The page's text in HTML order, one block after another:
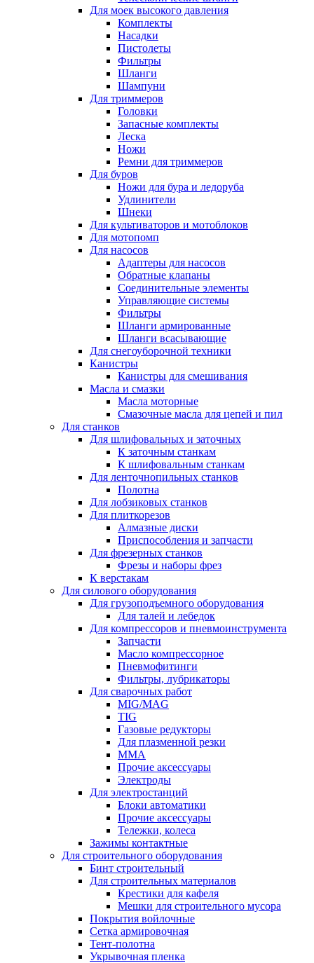
Для моек высокого давления
Комплекты
Насадки
Пистолеты
Фильтры
Шланги
Шампуни
Для триммеров
Головки
Запасные комплекты
Леска
Ножи
Ремни для триммеров
Для буров
Ножи для бура и ледоруба
Удлинители
Шнеки
Для культиваторов и мотоблоков
Для мотопомп
Для насосов
Адаптеры для насосов
Обратные клапаны
Соединительные элементы
Управляющие системы
Фильтры
Шланги армированные
Шланги всасывающие
Для снегоуборочной техники
Канистры
Канистры для смешивания
Масла и смазки
Масла моторные
Смазочные масла для цепей и пил
Для станков
Для шлифовальных и заточных
К заточным станкам
К шлифовальным станкам
Для ленточнопильных станков
Полотна
Для лобзиковых станков
Для плиткорезов
Алмазные диски
Приспособления и запчасти
Для фрезерных станков
Фрезы и наборы фрез
К верстакам
Для силового оборудования
Для грузоподъемного оборудования
Для талей и лебедок
Для компрессоров и пневмоинструмента
Запчасти
Масло компрессорное
Пневмофитинги
Фильтры, лубрикаторы
Для сварочных работ
MIG/MAG
TIG
Газовые редукторы
Для плазменной резки
ММА
Прочие аксессуары
Электроды
Для электростанций
Блоки автоматики
Прочие аксессуары
Тележки, колеса
Зажимы контактные
Для строительного оборудования
Бинт строительный
Для строительных материалов
Крестики для кафеля
Мешки для строительного мусора
Покрытия войлочные
Сетка армировочная
Тент-полотна
Укрывочная пленка